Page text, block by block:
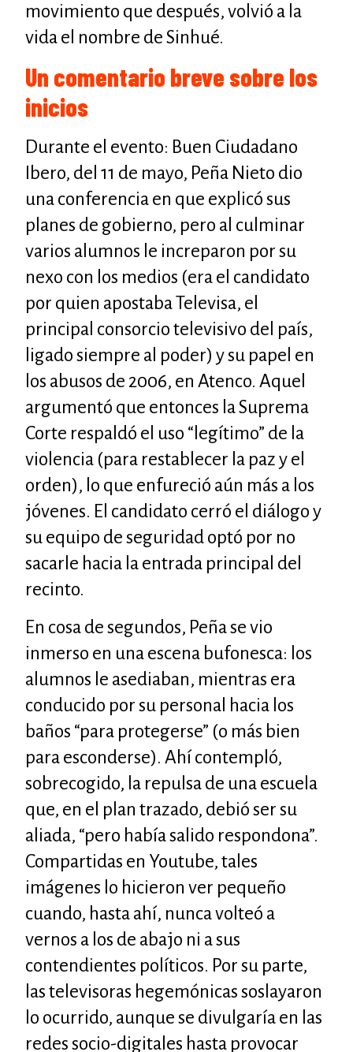
movimiento que después, volvió a la
vida el nombre de Sinhué.
Un comentario breve sobre los
inicios
Durante el evento: Buen Ciudadano
Ibero, del 11 de mayo, Peña Nieto dio
una conferencia en que explicó sus
planes de gobierno, pero al culminar
varios alumnos le increparon por su
nexo con los medios (era el candidato
por quien apostaba Televisa, el
principal consorcio televisivo del país,
ligado siempre al poder) y su papel en
los abusos de 2006, en Atenco. Aquel
argumentó que entonces la Suprema
Corte respaldó el uso “legítimo” de la
violencia (para restablecer la paz y el
orden), lo que enfureció aún más a los
jóvenes. El candidato cerró el diálogo y
su equipo de seguridad optó por no
sacarle hacia la entrada principal del
recinto.
En cosa de segundos, Peña se vio
inmerso en una escena bufonesca: los
alumnos le asediaban, mientras era
conducido por su personal hacia los
baños “para protegerse” (o más bien
para esconderse). Ahí contempló,
sobrecogido, la repulsa de una escuela
que, en el plan trazado, debió ser su
aliada, “pero había salido respondona”.
Compartidas en Youtube, tales
imágenes lo hicieron ver pequeño
cuando, hasta ahí, nunca volteó a
vernos a los de abajo ni a sus
contendientes políticos. Por su parte,
las televisoras hegemónicas soslayaron
lo ocurrido, aunque se divulgaría en las
redes socio-digitales hasta provocar